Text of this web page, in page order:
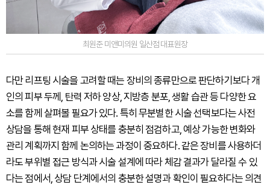
최원준 미앤미의원 일산점 대표원장
다만 리프팅 시술을 고려할 때는 장비의 종류만으로 판단하기보다 개
인의 피부 두께, 탄력 저하 양상, 지방층 분포, 생활 습관 등 다양한 요
소를 함께 살펴볼 필요가 있다. 특히 무분별한 시술 선택보다는 사전
상담을 통해 현재 피부 상태를 충분히 점검하고, 예상 가능한 변화와
관리 계획까지 함께 논의하는 과정이 중요하다. 같은 장비를 사용하더
라도 부위별 접근 방식과 시술 설계에 따라 체감 결과가 달라질 수 있
다는 점에서, 상담 단계에서의 충분한 설명과 확인이 필요하다는 의견